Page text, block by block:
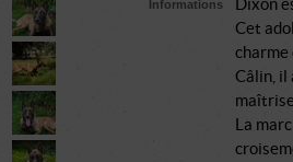
Informations
Dixon
Cet
charme
Câlin, il
La